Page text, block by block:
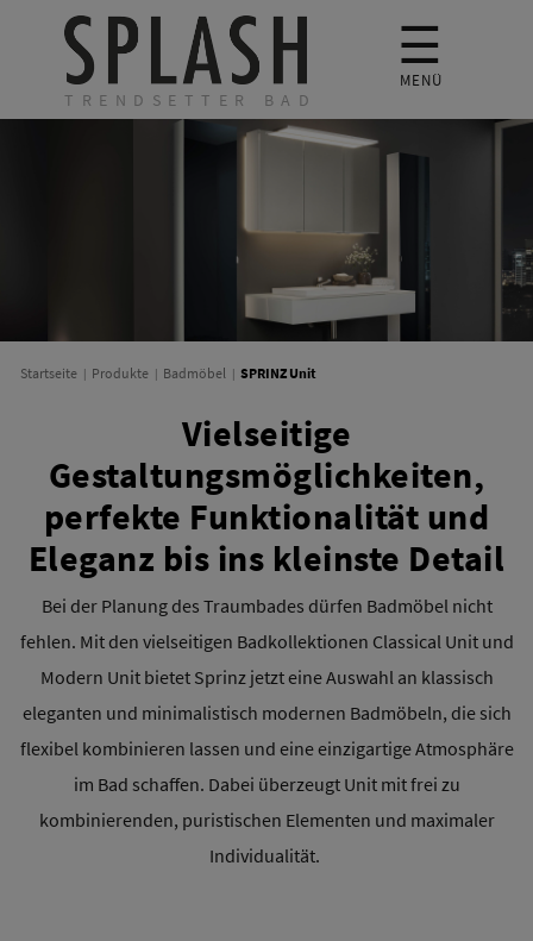
TRENDSETTER BAD
☰
MENÜ
Startseite Produkte Badmöbel SPRINZ Unit
Vielseitige
Gestaltungsmöglichkeiten,
perfekte Funktionalität und
Eleganz bis ins kleinste Detail
Bei der Planung des Traumbades dürfen Badmöbel nicht
fehlen. Mit den vielseitigen Badkollektionen Classical Unit und
Modern Unit bietet Sprinz jetzt eine Auswahl an klassisch
eleganten und minimalistisch modernen Badmöbeln, die sich
flexibel kombinieren lassen und eine einzigartige Atmosphäre
im Bad schaffen. Dabei überzeugt Unit mit frei zu
kombinierenden, puristischen Elementen und maximaler
Individualität.